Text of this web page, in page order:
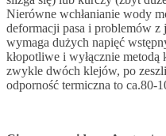
Nierówne wchłanianie wody
deformacji pasa i problemów z
wymaga dużych napięć
kłopotliwe i wyłącznie
zwykle dwóch klejów, po
odporność termiczna to ca.80-